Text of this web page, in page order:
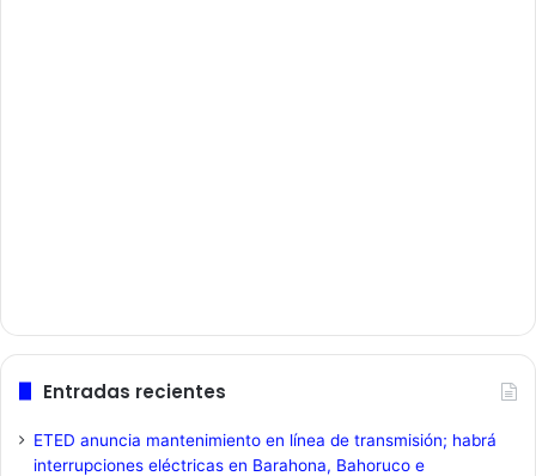
Entradas recientes
ETED anuncia mantenimiento en línea de transmisión; habrá
interrupciones eléctricas en Barahona, Bahoruco e